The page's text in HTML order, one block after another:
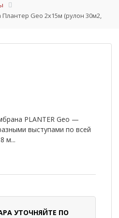
Geo 2х15м (рулон 30м2,
PLANTER Geo —
выступами по всей
м...
УТОЧНЯЙТЕ ПО